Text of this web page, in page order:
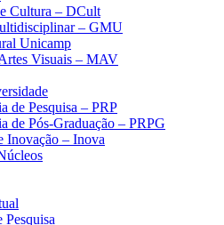
Cultura – DCult
– GMU
Unicamp
Visuais – MAV
de Pesquisa – PRP
de Pós-Graduação – PRPG
Inovação – Inova
Pesquisa